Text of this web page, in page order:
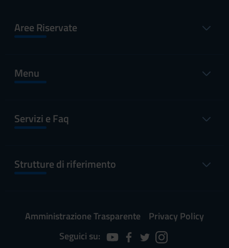
Aree Riservate
Menu
Servizi e Faq
Strutture di riferimento
Amministrazione Trasparente
Privacy Policy
Seguici su: